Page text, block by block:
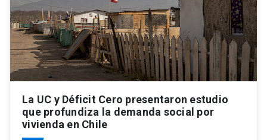
Información para keyboard_arrow_down
Futuros estudiantes
Estudiantes
Académicos
Go to english site launch
ACCESOS DIRECTOS
Admisión launch
Mi Cuenta UC launch
La UC y Déficit Cero presentaron estudio
que profundiza la demanda social por
vivienda en Chile